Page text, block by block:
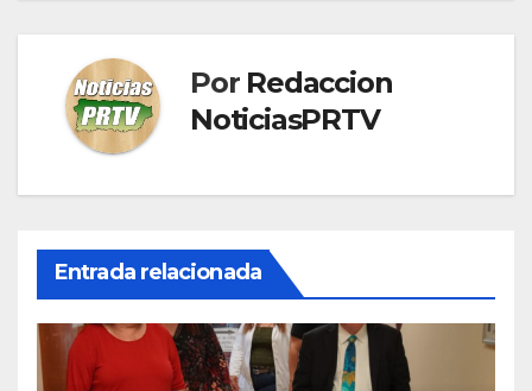
Por Redaccion
NoticiasPRTV
Entrada relacionada